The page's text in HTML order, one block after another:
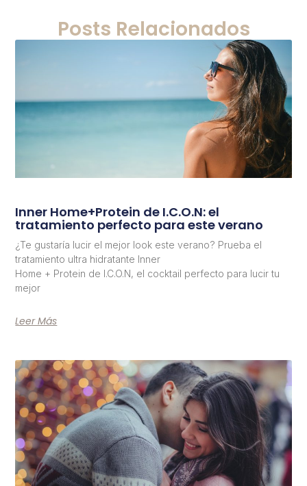
Posts Relacionados
Inner Home+Protein de I.C.O.N: el
tratamiento perfecto para este verano
¿Te gustaría lucir el mejor look este verano? Prueba el
tratamiento ultra hidratante Inner
Home + Protein de I.C.O.N, el cocktail perfecto para lucir tu
mejor
Leer Más